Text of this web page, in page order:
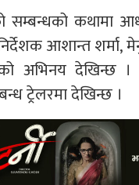
सम्बन्धको कथामा
आशान्त शर्मा,
अभिनय देखिन्छ ।
ट्रेलरमा देखिन्छ ।